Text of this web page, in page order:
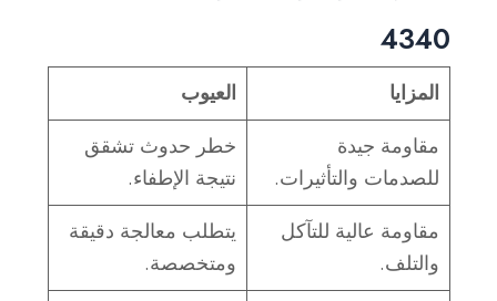
4340
المزايا
العيوب
مقاومة جيدة
للصدمات والتأثيرات.
خطر حدوث تشقق
نتيجة الإطفاء.
مقاومة عالية للتآكل
والتلف.
يتطلب معالجة دقيقة
ومتخصصة.